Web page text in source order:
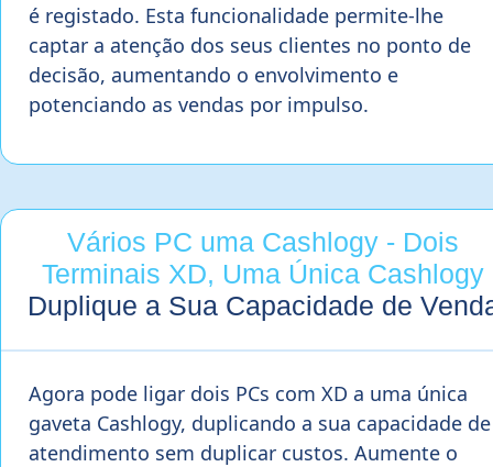
é registado. Esta funcionalidade permite-lhe
captar a atenção dos seus clientes no ponto de
decisão, aumentando o envolvimento e
potenciando as vendas por impulso.
Vários PC uma Cashlogy - Dois
Terminais XD, Uma Única Cashlogy
Duplique a Sua Capacidade de
Agora pode ligar dois PCs com XD a uma única
gaveta Cashlogy, duplicando a sua capacidade de
atendimento sem duplicar custos. Aumente o